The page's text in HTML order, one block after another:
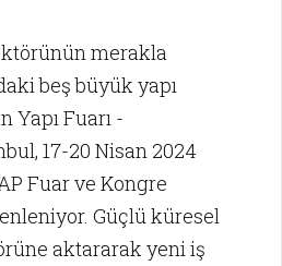
merakla
beş büyük yapı
Yapı Fuarı -
17-20 Nisan 2024
Fuar ve Kongre
Güçlü küresel
aktararak yeni iş